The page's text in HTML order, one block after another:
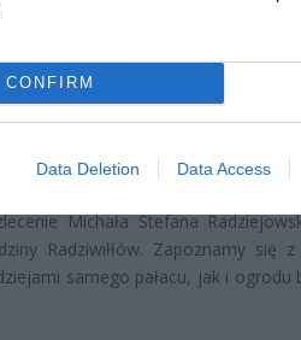
CONFIRM
Data Deletion Data Access
w Łowiczu?
renesansowa świątynię, z
do Nieborowa. Tu
Michała Stefana
Radziwiłłów. Zapoznamy się
samego pałacu, jak i